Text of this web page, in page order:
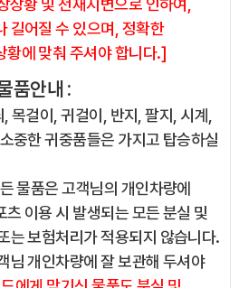
상황 및 천재지변으로 인하여,
길어질 수 있으며, 정확한
황에 맞춰 주셔야 합니다.]
품안내 :
목걸이, 귀걸이, 반지, 팔지, 시계,
중한 귀중품들은 가지고 탑승하실
물품은 고객님의 개인차량에
츠 이용 시 발생되는 모든 분실 및
는 보험처리가 적용되지 않습니다.
님 개인차량에 잘 보관해 두셔야